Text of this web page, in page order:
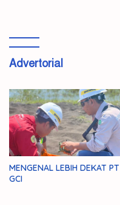
Advertorial
MENGENAL LEBIH DEKAT PT
GCI